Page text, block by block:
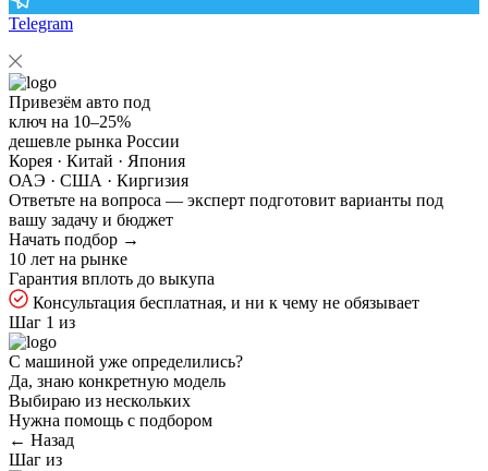
Telegram
Привезём авто под
ключ на 10–25%
дешевле рынка России
Корея · Китай · Япония
ОАЭ · США · Киргизия
Ответьте на вопроса — эксперт подготовит варианты под
вашу задачу и бюджет
Начать подбор →
10 лет на рынке
Гарантия вплоть до выкупа
Консультация бесплатная, и ни к чему не обязывает
Шаг 1 из
С машиной уже определились?
Да, знаю конкретную модель
Выбираю из нескольких
Нужна помощь с подбором
← Назад
Шаг из